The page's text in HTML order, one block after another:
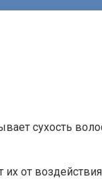
сухость
от